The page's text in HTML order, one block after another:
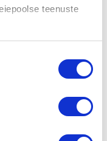
teenuste
ja se on tehnyt
rakentajille pitkillä
toimintaa jatkamaan
laajentaa omaa
Oy:n omistaja